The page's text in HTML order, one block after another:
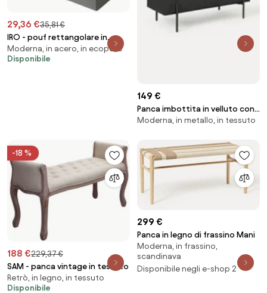
29,36 €35,81 €
IRO - pouf rettangolare in
ecopelle
Moderna, in acero, in ecopelle
Disponibile
149 €
Panca imbottita in velluto con
contenitore Watford
Moderna, in metallo, in tessuto
-18 %
188 €229,37 €
SAM - panca vintage in tessuto
Retrò, in legno, in tessuto
Disponibile
299 €
Panca in legno di frassino Mani
Moderna, in frassino,
scandinava
Disponibile negli e-shop 2